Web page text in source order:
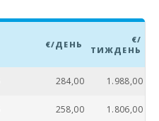
€/ДЕНЬ
€/
ТИЖДЕНЬ
284,00 1.988,00
258,00 1.806,00